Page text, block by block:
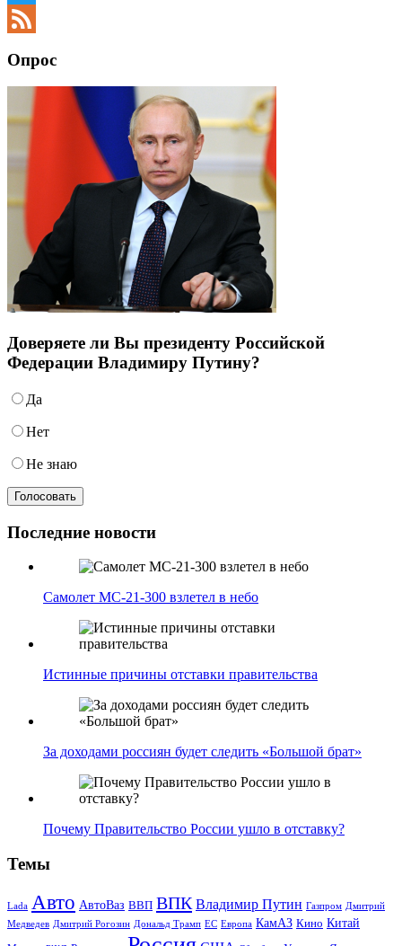
Twitter
Опрос
Доверяете ли Вы президенту Российской
Федерации Владимиру Путину?
Да
Нет
Не знаю
Последние новости
Самолет МС-21-300 взлетел в небо
Истинные причины отставки правительства
За доходами россиян будет следить «Большой брат»
Почему Правительство России ушло в отставку?
Темы
Lada Авто АвтоВаз ВВП ВПК Владимир Путин Газпром Дмитрий
Медведев Дмитрий Рогозин Дональд Трамп ЕС Европа КамАЗ Кино Китай